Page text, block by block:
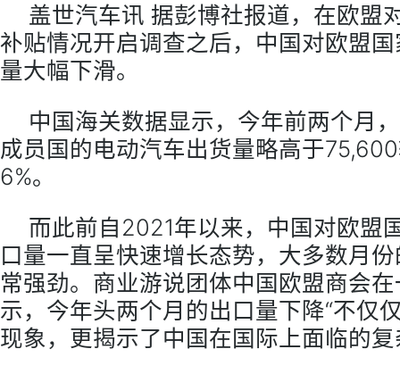
盖世汽车讯 据彭博社报道，在欧盟
补贴情况开启调查之后，中国对欧盟
量大幅下滑。
中国海关数据显示，今年前两个月
成员国的电动汽车出货量略高于
6%。
而此前自2021年以来，中国对欧盟
口量一直呈快速增长态势，大多数月
常强劲。商业游说团体中国欧盟商会
示，今年头两个月的出口量下降“不仅
现象，更揭示了中国在国际上面临的复